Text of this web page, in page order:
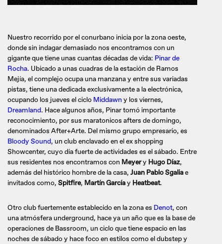
Nuestro recorrido por el conurbano inicia por la zona oeste,
donde sin indagar demasiado nos encontramos con un
gigante que tiene unas cuantas décadas de vida: Pinar de
Rocha. Ubicado a unas cuadras de la estación de Ramos
Mejía, el complejo ocupa una manzana y entre sus variadas
pistas, tiene una dedicada exclusivamente a la electrónica,
ocupando los jueves el ciclo Middawny los viernes,
Dreamland. Hace algunos años, Pinar tomó importante
reconocimiento, por sus maratonicos afters de domingo,
denominados After+Arte. Del mismo grupo empresario, es
Bloody Sound, un club enclavado en el ex shopping
Showcenter, cuyo día fuerte de actividades es el sábado. Entre
sus residentes nos encontramos con Meyery Hugo Díaz,
además del histórico hombre de la casa, Juan Pablo Sgaliae
invitados como, Spitfire, Martín Garcíay Heatbeat.
Otro club fuertemente establecido en la zona es Denot, con
una atmósfera underground, hace ya un año que es la base de
operaciones de Bassroom, un ciclo que tiene espacio en las
noches de sábado y hace foco en estilos como el dubstep y